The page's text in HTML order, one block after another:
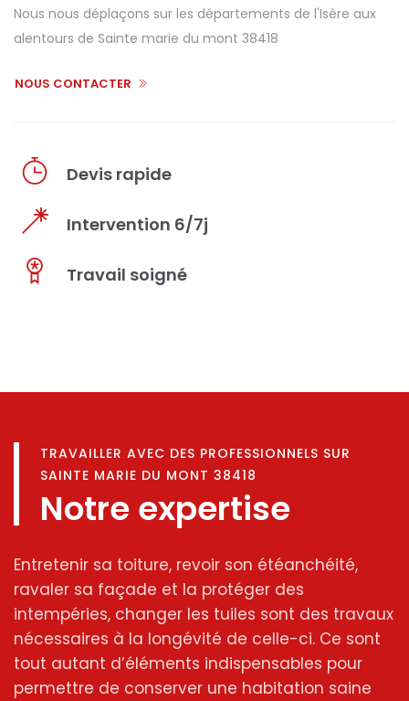
Nous nous déplaçons sur les départements de l'Isère aux
alentours de Sainte marie du mont 38418
NOUS CONTACTER
Devis rapide
Intervention 6/7j
Travail soigné
TRAVAILLER AVEC DES PROFESSIONNELS SUR
SAINTE MARIE DU MONT 38418
Notre expertise
Entretenir sa toiture, revoir son étéanchéité,
ravaler sa façade et la protéger des
intempéries, changer les tuiles sont des travaux
nécessaires à la longévité de celle-ci. Ce sont
tout autant d’éléments indispensables pour
permettre de conserver une habitation saine